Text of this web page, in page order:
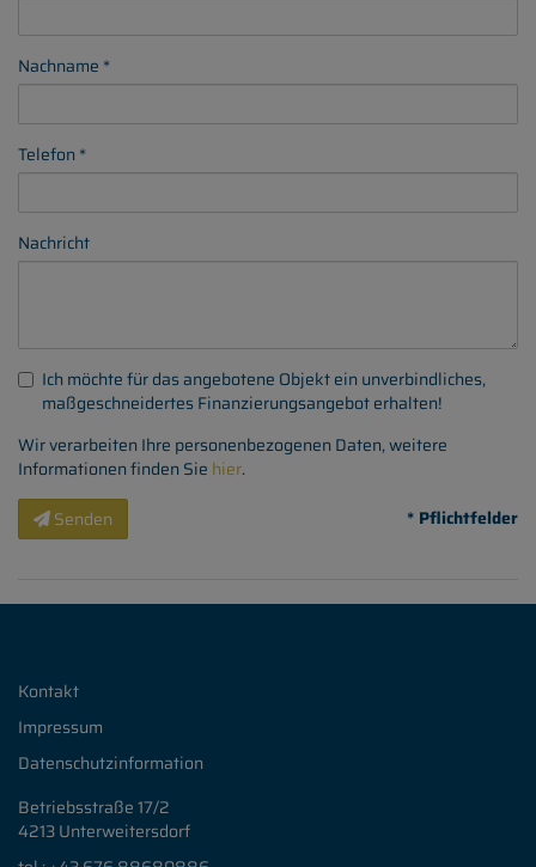
Nachname
Telefon
Nachricht
Ich möchte für das angebotene Objekt ein unverbindliches,
maßgeschneidertes Finanzierungsangebot erhalten!
Wir verarbeiten Ihre personenbezogenen Daten, weitere
Informationen finden Sie hier.
Senden
* Pflichtfelder
Kontakt
Impressum
Datenschutzinformation
Betriebsstraße 17/2
4213 Unterweitersdorf